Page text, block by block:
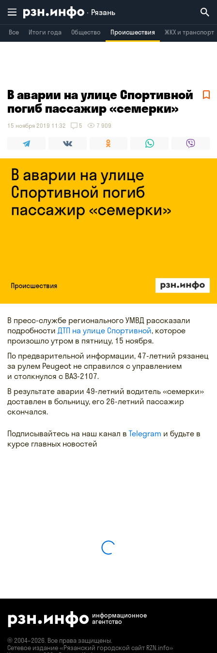
Рязань
Все Итоги года Общество Происшествия ЖКХ и транспорт
Воронеж Брянск
В аварии на улице Спортивной
погиб пассажир «семерки»
15 ноября 2019 11:32 5 7 909
В пресс-службе регионального УМВД рассказали
подробности ДТП на улице Спортивной, которое
произошло утром в пятницу, 15 ноября.
По предварительной информации, 47-летний рязанец
за рулем Peugeot не справился с управлением
и столкнулся с ВАЗ-2107.
В результате аварии 49-летний водитель «семерки»
доставлен в больницу, его 26-летний пассажир
скончался.
Подписывайтесь на наш канал в Telegram и будьте в
курсе главных новостей
информационное
агентство
© 2004–2026. Все права защищены.
Сетевое издание «Рязанский городской сайт RZN.info»